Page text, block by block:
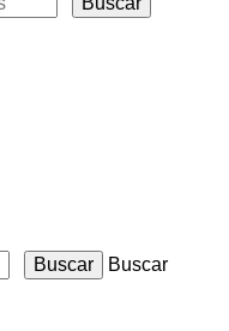
Buscar